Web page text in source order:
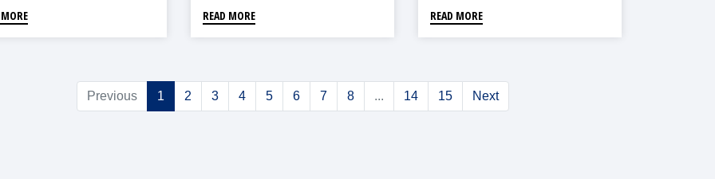
READ MORE READ MORE
Previous 1 2 3 4 5 6 7 8 ... 14 15 Next